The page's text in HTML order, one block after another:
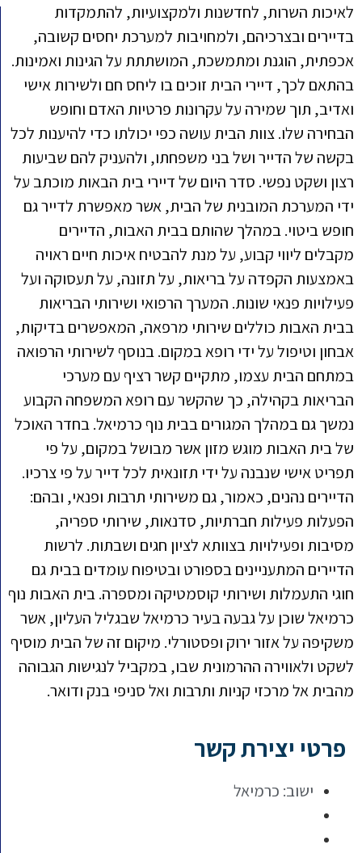
לאיכות השרות, לחדשנות ולמקצועיות, להתמקדות
בדיירים ובצרכיהם, ולמחויבות למערכת יחסים קשובה,
אכפתית, הוגנת ומתמשכת, המושתתת על הגינות ואמינות.
בהתאם לכך, דיירי הבית זוכים בו ליחס חם ולשירות אישי
ואדיב, תוך שמירה על עקרונות פרטיות האדם וחופש
הבחירה שלו. צוות הבית עושה כפי יכולתו כדי להיענות לכל
בקשה של הדייר ושל בני משפחתו, ולהעניק להם שביעות
רצון ושקט נפשי. סדר היום של דיירי בית הבאות מוכתב על
ידי המערכת המובנית של הבית, אשר מאפשרת לדייר גם
חופש ביטוי. במהלך שהותם בבית האבות, הדיירים
מקבלים ליווי קבוע, על מנת להבטיח איכות חיים ראויה
באמצעות הקפדה על בריאות, על תזונה, על תעסוקה ועל
פעילויות פנאי שונות. המערך הרפואי ושירותי הבריאות
בבית האבות כוללים שירותי מרפאה, המאפשרים בדיקות,
אבחון וטיפול על ידי רופא במקום. בנוסף לשירותי הרפואה
במתחם הבית עצמו, מתקיים קשר רציף עם מערכי
הבריאות בקהילה, כך שהקשר עם רופא המשפחה הקבוע
נמשך גם במהלך המגורים בבית נוף כרמיאל. בחדר האוכל
של בית האבות מוגש מזון אשר מבושל במקום, על פי
תפריט אישי שנבנה על ידי תזונאית לכל דייר על פי צרכיו.
הדיירים נהנים, כאמור, גם משירותי תרבות ופנאי, ובהם:
הפעלות פעילות חברתיות, סדנאות, שירותי ספריה,
מסיבות ופעילויות בצוותא לציון חגים ושבתות. לרשות
הדיירים המתעניינים בספורט ובטיפוח עומדים בבית גם
חוגי התעמלות ושירותי קוסמטיקה ומספרה. בית האבות נוף
כרמיאל שוכן על גבעה בעיר כרמיאל שבגליל העליון, אשר
משקיפה על אזור ירוק ופסטורלי. מיקום זה של הבית מוסיף
לשקט ולאווירה ההרמונית שבו, במקביל לנגישות הגבוהה
מהבית אל מרכזי קניות ותרבות ואל סניפי בנק ודואר.
פרטי יצירת קשר
ישוב: כרמיאל